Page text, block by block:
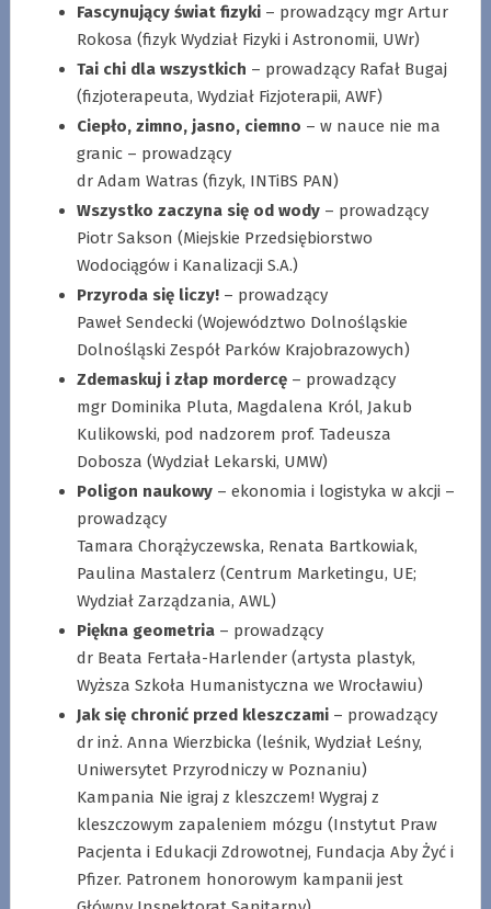
Fascynujący świat fizyki– prowadzący mgr Artur
Rokosa (fizyk Wydział Fizyki i Astronomii, UWr)
Tai chi dla wszystkich – prowadzący Rafał Bugaj
(fizjoterapeuta, Wydział Fizjoterapii, AWF)
Ciepło, zimno, jasno, ciemno – w nauce nie ma
granic – prowadzący
dr Adam Watras (fizyk, INTiBS PAN)
Wszystko zaczyna się od wody– prowadzący
Piotr Sakson (Miejskie Przedsiębiorstwo
Wodociągów i Kanalizacji S.A.)
Przyroda się liczy!– prowadzący
Paweł Sendecki (Województwo Dolnośląskie
Dolnośląski Zespół Parków Krajobrazowych)
Zdemaskuj i złap mordercę– prowadzący
mgr Dominika Pluta, Magdalena Król, Jakub
Kulikowski, pod nadzorem prof. Tadeusza
Dobosza (Wydział Lekarski, UMW)
Poligon naukowy– ekonomia i logistyka w akcji –
prowadzący
Tamara Chorążyczewska, Renata Bartkowiak,
Paulina Mastalerz (Centrum Marketingu, UE;
Wydział Zarządzania, AWL)
Piękna geometria– prowadzący
dr Beata Fertała-Harlender (artysta plastyk,
Wyższa Szkoła Humanistyczna we Wrocławiu)
Jak się chronić przed kleszczami– prowadzący
dr inż. Anna Wierzbicka (leśnik, Wydział Leśny,
Uniwersytet Przyrodniczy w Poznaniu)
Kampania Nie igraj z kleszczem! Wygraj z
kleszczowym zapaleniem mózgu (Instytut Praw
Pacjenta i Edukacji Zdrowotnej, Fundacja Aby Żyć i
Pfizer. Patronem honorowym kampanii jest